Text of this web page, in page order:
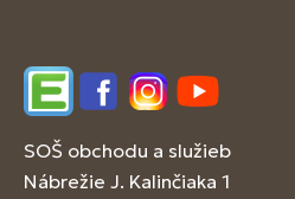
EdupageFacebookInstagram
YouTube
SOŠ obchodu a služieb
Nábrežie J. Kalinčiaka 1